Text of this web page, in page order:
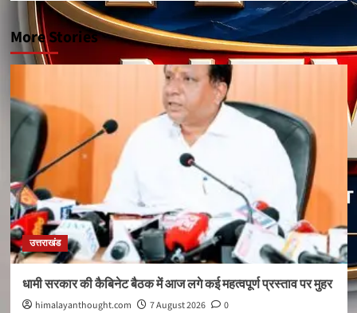
More Stories
उत्तराखंड
धामी सरकार की कैबिनेट बैठक में आज लगे कई महत्वपूर्ण प्रस्ताव पर मुहर
himalayanthought.com 7 August 2026 0